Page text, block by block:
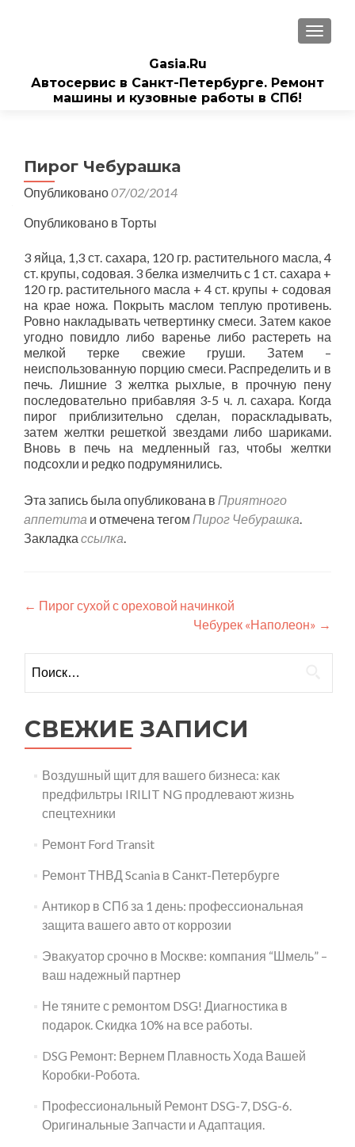
Gasia.Ru
Автосервис в Санкт-Петербурге. Ремонт
машины и кузовные работы в СПб!
Пирог Чебурашка
Опубликовано07/02/2014
Опубликовано в Торты
3 яйца, 1,3 ст. сахара, 120 гр. растительного масла, 4
ст. крупы, содовая. 3 белка измелчить с 1 ст. сахара +
120 гр. растительного масла + 4 ст. крупы + содовая
на крае ножа. Покрыть маслом теплую противень.
Ровно накладывать четвертинку смеси. Затем какое
угодно повидло либо варенье либо растереть на
мелкой терке свежие груши. Затем –
неиспользованную порцию смеси. Распределить и в
печь. Лишние 3 желтка рыхлые, в прочную пену
последовательно прибавляя 3-5 ч. л. сахара. Когда
пирог приблизительно сделан, пораскладывать,
затем желтки решеткой звездами либо шариками.
Вновь в печь на медленный газ, чтобы желтки
подсохли и редко подрумянились.
Эта запись была опубликована в Приятного
аппетита и отмечена тегом Пирог Чебурашка.
Закладка ссылка.
Навигация
записям
← Пирог сухой с ореховой начинкой
Чебурек «Наполеон» →
СВЕЖИЕ ЗАПИСИ
Воздушный щит для вашего бизнеса: как
предфильтры IRILIT NG продлевают жизнь
спецтехники
Ремонт Ford Transit
Ремонт ТНВД Scania в Санкт-Петербурге
Антикор в СПб за 1 день: профессиональная
защита вашего авто от коррозии
Эвакуатор срочно в Москве: компания “Шмель” –
ваш надежный партнер
Не тяните с ремонтом DSG! Диагностика в
подарок. Скидка 10% на все работы.
DSG Ремонт: Вернем Плавность Хода Вашей
Коробки-Робота.
Профессиональный Ремонт DSG-7, DSG-6.
Оригинальные Запчасти и Адаптация.